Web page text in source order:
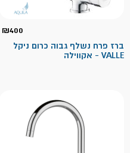
₪400
ברז פרח נשלף גבוה כרום ניקל
VALLE - אקווילה